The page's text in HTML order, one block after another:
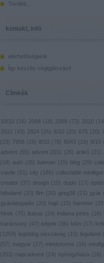
Tovább
kontakt, infó
elérhetőségeink
Így készíts végigjátszást!
Címkék
10/10 ( 16 ) 2008 ( 18 ) 2009 ( 73) 2010 (
2012 ( 43) 2824 ( 26 ) 6/10 ( 20) 675 ( 20)
( 23) 7958 ( 26 ) 8/10 ( 78 ) 8043 ( 16 ) 9/10 (
advent ( 55) advent 2011 ( 26 ) anikó ( 21 )
(
18 ) autó ( 26 ) batman ( 15) blog ( 29)
castle ( 51 ) city ( 185) collectable
creator ( 37) design ( 15) duplo ( 17)
fabuland ( 20) film ( 20) greg36 ( 21 ) gyár (
gyárlátogatás ( 20) hajó ( 15) hammer ( 28
hírek ( 75) ikarus ( 24) indiana jones ( 18 )
karácsony ( 47) képek ( 36 ) klón ( 17)
(
1259) legoblog visszavág ( 15) legoland (
( 57) magyar ( 27) mindstorms ( 16 ) minifig
( 253) napi advent ( 24) nyíregyháza ( 16 )